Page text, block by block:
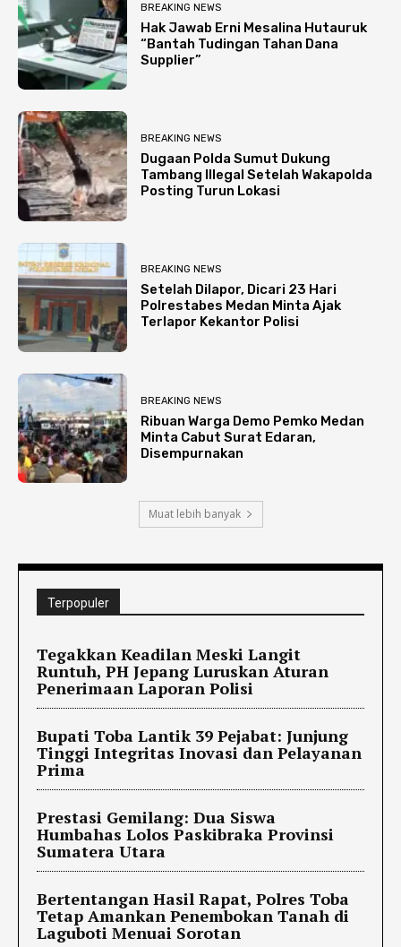
BREAKING NEWS
Hak Jawab Erni Mesalina Hutauruk
“Bantah Tudingan Tahan Dana
Supplier”
BREAKING NEWS
Dugaan Polda Sumut Dukung
Tambang Illegal Setelah Wakapolda
Posting Turun Lokasi
BREAKING NEWS
Setelah Dilapor, Dicari 23 Hari
Polrestabes Medan Minta Ajak
Terlapor Kekantor Polisi
BREAKING NEWS
Ribuan Warga Demo Pemko Medan
Minta Cabut Surat Edaran,
Disempurnakan
Muat lebih banyak
Terpopuler
Tegakkan Keadilan Meski Langit
Runtuh, PH Jepang Luruskan Aturan
Penerimaan Laporan Polisi
Bupati Toba Lantik 39 Pejabat: Junjung
Tinggi Integritas Inovasi dan Pelayanan
Prima
Prestasi Gemilang: Dua Siswa
Humbahas Lolos Paskibraka Provinsi
Sumatera Utara
Bertentangan Hasil Rapat, Polres Toba
Tetap Amankan Penembokan Tanah di
Laguboti Menuai Sorotan